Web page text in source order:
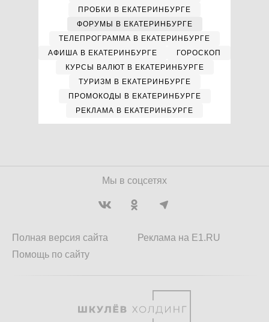
ПРОБКИ В ЕКАТЕРИНБУРГЕ
ФОРУМЫ В ЕКАТЕРИНБУРГЕ
ТЕЛЕПРОГРАММА В ЕКАТЕРИНБУРГЕ
АФИША В ЕКАТЕРИНБУРГЕ
ГОРОСКОП
КУРСЫ ВАЛЮТ В ЕКАТЕРИНБУРГЕ
ТУРИЗМ В ЕКАТЕРИНБУРГЕ
ПРОМОКОДЫ В ЕКАТЕРИНБУРГЕ
РЕКЛАМА В ЕКАТЕРИНБУРГЕ
Мы в соцсетях
Полная версия сайта
Помощь по сайту
Реклама на E1.RU